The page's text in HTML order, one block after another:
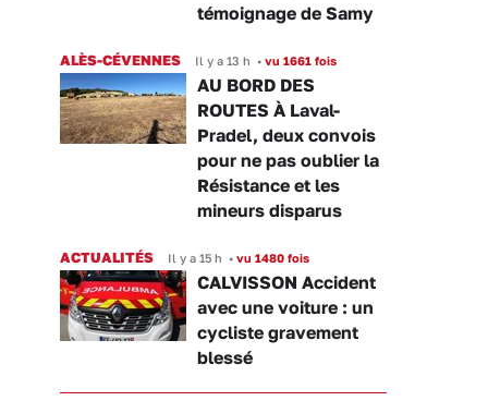
témoignage de Samy
ALÈS-CÉVENNES Il y a 13 h • vu 1661 fois
AU BORD DES
ROUTES À Laval-
Pradel, deux convois
pour ne pas oublier la
Résistance et les
mineurs disparus
ACTUALITÉS Il y a 15 h • vu 1480 fois
CALVISSON Accident
avec une voiture : un
cycliste gravement
blessé